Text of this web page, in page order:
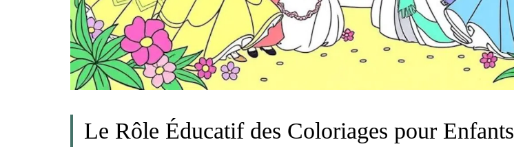
Le Rôle Éducatif des Coloriages pour Enfants